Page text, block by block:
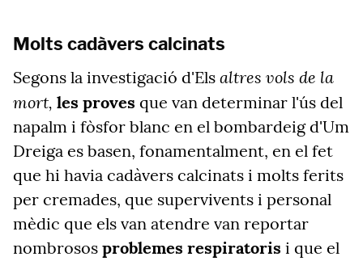
Molts cadàvers calcinats
Segons la investigació d'Els altres vols de la
mort, les proves que van determinar l'ús del
napalm i fòsfor blanc en el bombardeig d'Um
Dreiga es basen, fonamentalment, en el fet
que hi havia cadàvers calcinats i molts ferits
per cremades, que supervivents i personal
mèdic que els van atendre van reportar
nombrosos problemes respiratoris i que el